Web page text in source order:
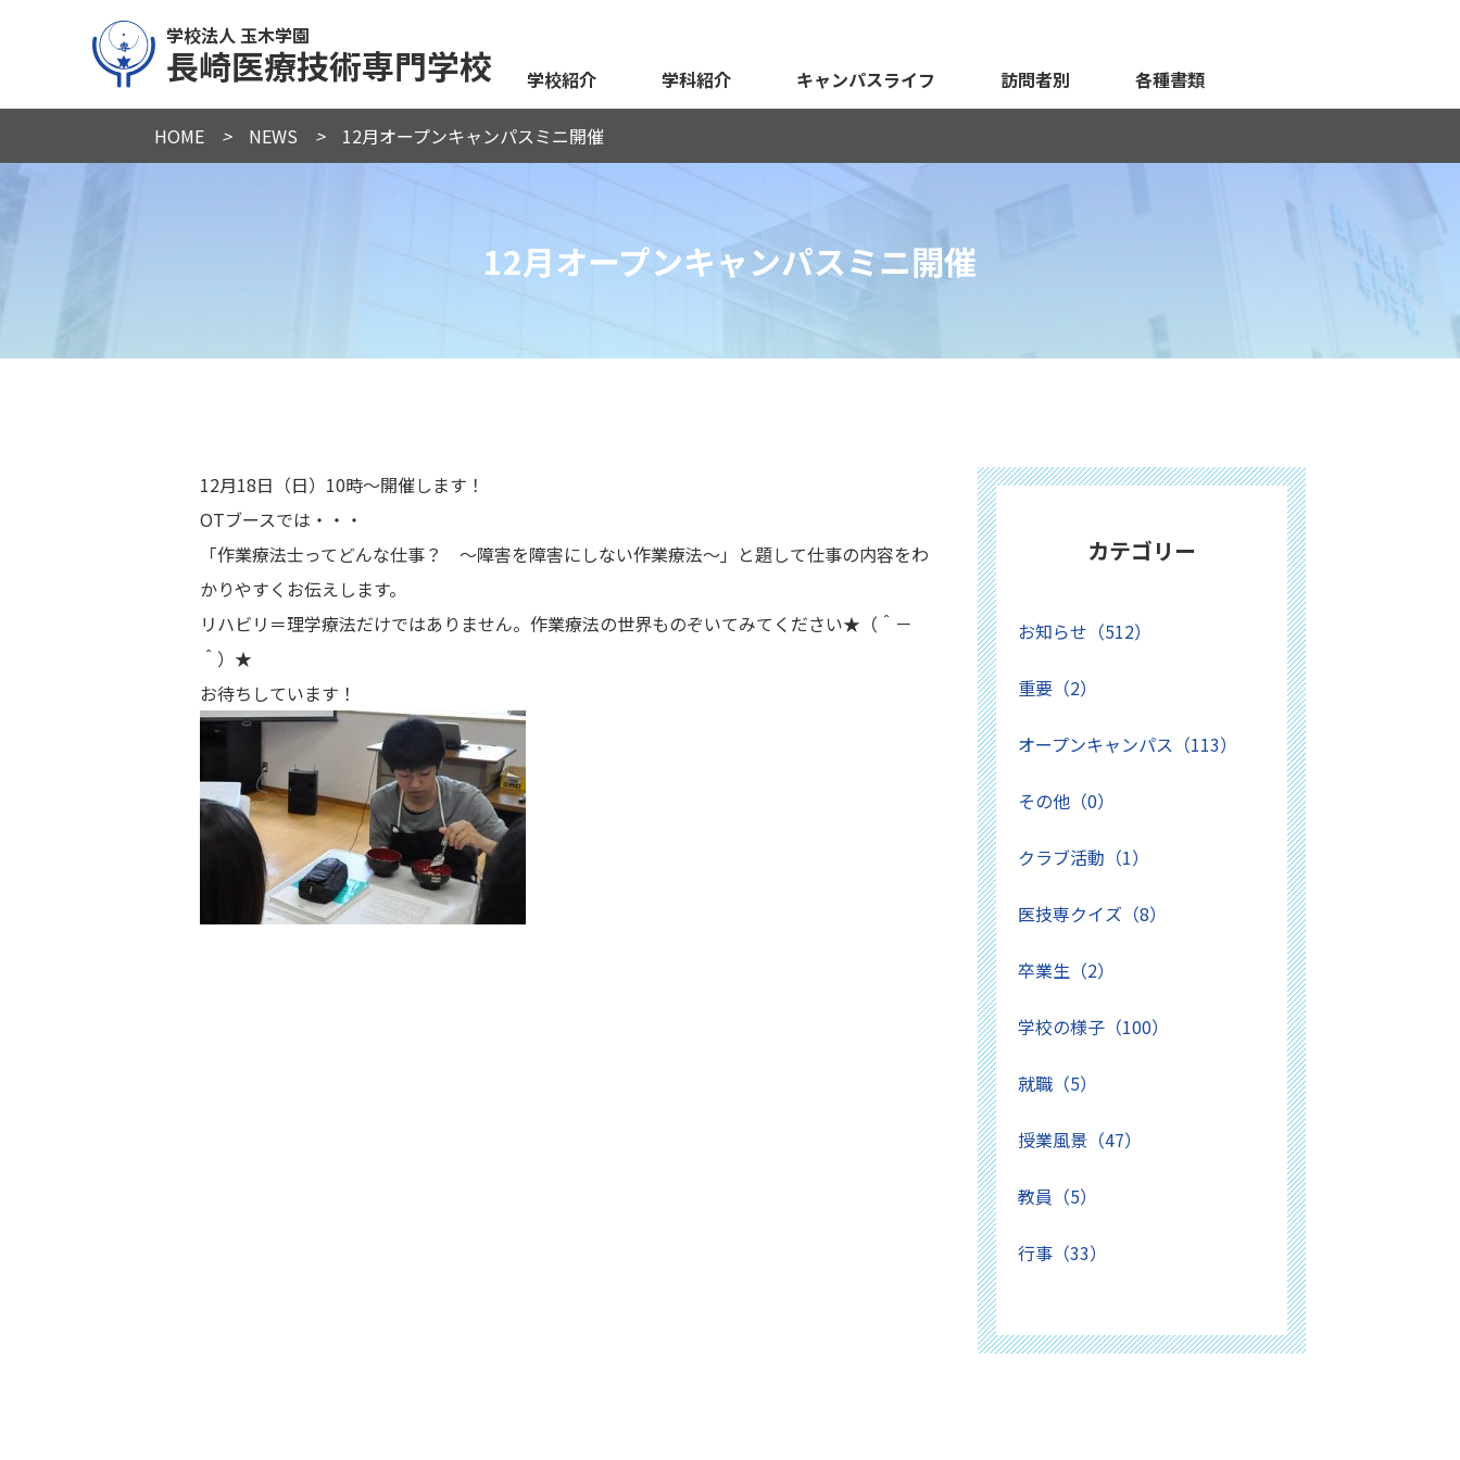
学校法人 玉木学園
長崎医療技術専門学校 学校紹介 学科紹介 キャンパスライフ 訪問者別 各種書類
12月オープンキャンパスミニ開催
HOME > NEWS > 12月オープンキャンパスミニ開催
12月18日（日）10時～開催します！
OTブースでは・・・
「作業療法士ってどんな仕事？ ～障害を障害にしない作業療法～」と題して仕事の内容をわ
かりやすくお伝えします。
リハビリ＝理学療法だけではありません。作業療法の世界ものぞいてみてください★（＾－
＾）★
お待ちしています！
カテゴリー
お知らせ（512）
重要（2）
オープンキャンパス（113）
その他（0）
クラブ活動（1）
医技専クイズ（8）
卒業生（2）
学校の様子（100）
就職（5）
授業風景（47）
教員（5）
行事（33）